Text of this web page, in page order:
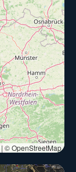
|© OpenStreetMap